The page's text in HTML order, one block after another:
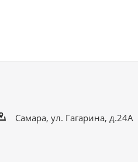
Самара, ул. Гагарина, д.24А